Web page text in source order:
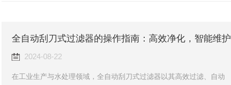
全自动刮刀式过滤器的操作指南：高效净化，智能维护
2024-08-22
在工业生产与水处理领域，全自动刮刀式过滤器以其高效过滤、自动